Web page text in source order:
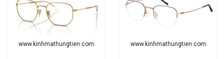
www.kinhmathungtien.com www.kinhmathungtien.com